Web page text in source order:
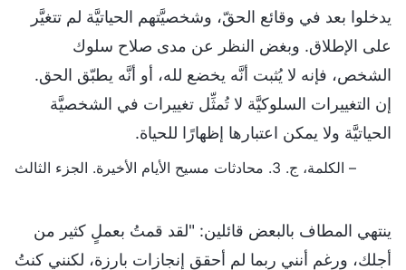
يدخلوا بعد في وقائع الحقّ، وشخصيَّتهم الحياتيَّة لم تتغيَّر
على الإطلاق. وبغض النظر عن مدى صلاح سلوك
الشخص، فإنه لا يُثبت أنَّه يخضع لله، أو أنَّه يطبّق الحق.
إن التغييرات السلوكيَّة لا تُمثِّل تغييرات في الشخصيَّة
الحياتيَّة ولا يمكن اعتبارها إظهارًا للحياة.
– الكلمة، ج. 3. محادثات مسيح الأيام الأخيرة. الجزء الثالث
ينتهي المطاف بالبعض قائلين: "لقد قمتُ بعملٍ كثير من
أجلك، ورغم أنني ربما لم أحقق إنجازات بارزة، لكنني كنتُ